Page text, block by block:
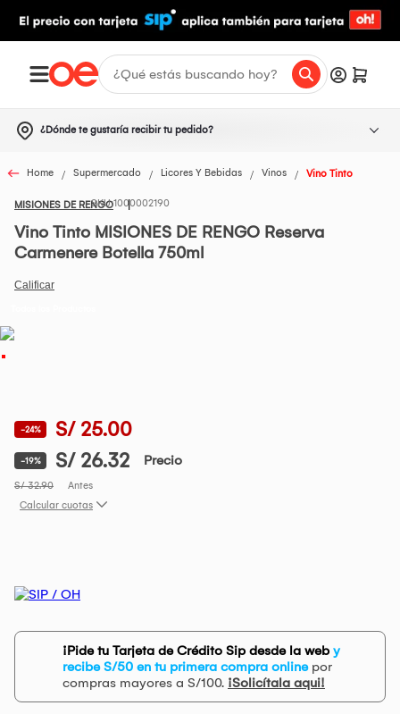
¿Dónde te gustaría recibir tu pedido?
Home Supermercado Licores Y Bebidas Vinos Vino Tinto
MISIONES DE RENGO1000002190
Vino Tinto MISIONES DE RENGO Reserva
Carmenere Botella 750ml
-24% S/ 25.00
-19% S/ 26.32 Precio
S/ 32.90
Antes
Calcular cuotas
¡Pide tu Tarjeta de Crédito Sip desde la web y
recibe S/50 en tu primera compra onlinepor
compras mayores a S/100. ¡Solicítala aqui!